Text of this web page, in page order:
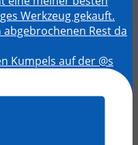
Kumpels auf der @s